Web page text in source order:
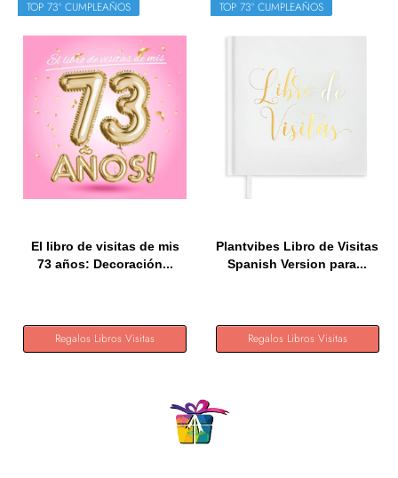
TOP 73º CUMPLEAÑOS
El libro de visitas de mis
73 años: Decoración...
Regalos Libros Visitas
TOP 73º CUMPLEAÑOS
Plantvibes Libro de Visitas
Spanish Version para...
Regalos Libros Visitas